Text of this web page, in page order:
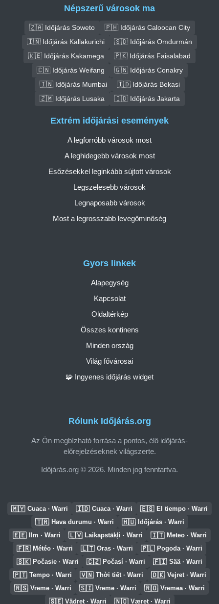
Népszerű városok ma
🇿🇦 Időjárás Soweto
🇵🇭 Időjárás Caloocan City
🇮🇳 Időjárás Kallakurichi
🇸🇩 Időjárás Omdurmán
🇰🇪 Időjárás Kakamega
🇵🇰 Időjárás Faisalabad
🇨🇳 Időjárás Weifang
🇬🇳 Időjárás Conakry
🇮🇳 Időjárás Mumbai
🇮🇩 Időjárás Bekasi
🇿🇲 Időjárás Lusaka
🇮🇩 Időjárás Jakarta
Rólunk Időjárás.org
Az Ön megbízható forrása a pontos, élő időjárás-
előrejelzéseknek világszerte.
Időjárás.org © 2026. Minden jog fenntartva.
Gyors linkek
Alapegység
Kapcsolat
Oldaltérkép
Összes kontinens
Minden ország
Világ fővárosai
🧩 Ingyenes időjárás widget
Extrém időjárási események
A legforróbb városok most
A leghidegebb városok most
Esőzésekkel leginkább sújtott városok
Legszelesebb városok
Legnaposabb városok
Most a legrosszabb levegőminőség
🇲🇾 Cuaca · Warri 🇮🇩 Cuaca · Warri 🇪🇸 El tiempo · Warri
🇹🇷 Hava durumu · Warri 🇭🇺 Időjárás · Warri
🇪🇪 Ilm · Warri 🇱🇻 Laikapstākļi · Warri 🇮🇹 Meteo · Warri
🇫🇷 Météo · Warri 🇱🇹 Oras · Warri 🇵🇱 Pogoda · Warri
🇸🇰 Počasie · Warri 🇨🇿 Počasí · Warri 🇫🇮 Sää · Warri
🇵🇹 Tempo · Warri 🇻🇳 Thời tiết · Warri 🇩🇰 Vejret · Warri
🇷🇸 Vreme · Warri 🇸🇮 Vreme · Warri 🇷🇴 Vremea · Warri
🇸🇪 Vädret · Warri 🇳🇴 Været · Warri